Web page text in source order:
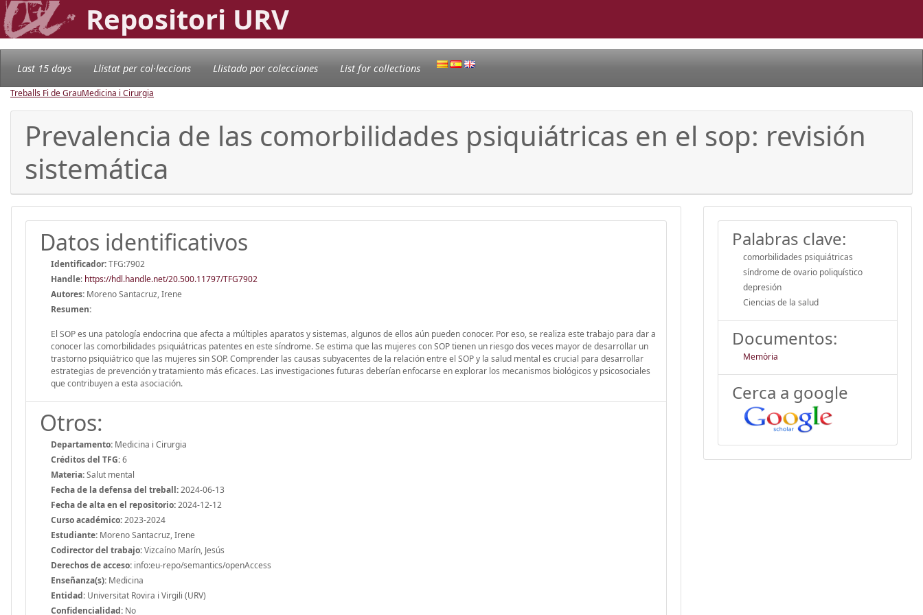
Repositori URV
Last 15 days Llistat per col·leccions Llistado por colecciones List for collections
Treballs Fi de GrauMedicina i Cirurgia
Prevalencia de las comorbilidades psiquiátricas en el sop: revisión
sistemática
Datos identificativos
Identificador:TFG:7902
Handle: https://hdl.handle.net/20.500.11797/TFG7902
Autores: Moreno Santacruz, Irene
Resumen:
El SOP es una patología endocrina que afecta a múltiples aparatos y sistemas, algunos de ellos aún pueden conocer. Por eso, se realiza este trabajo para dar a
conocer las comorbilidades psiquiátricas patentes en este síndrome. Se estima que las mujeres con SOP tienen un riesgo dos veces mayor de desarrollar un
trastorno psiquiátrico que las mujeres sin SOP. Comprender las causas subyacentes de la relación entre el SOP y la salud mental es crucial para desarrollar
estrategias de prevención y tratamiento más eficaces. Las investigaciones futuras deberían enfocarse en explorar los mecanismos biológicos y psicosociales
que contribuyen a esta asociación.
Otros:
Departamento: Medicina i Cirurgia
Créditos del TFG:6
Materia:Salut mental
Fecha de la defensa del treball:2024-06-13
Fecha de alta en el repositorio:2024-12-12
Curso académico:2023-2024
Estudiante: Moreno Santacruz, Irene
Codirector del trabajo:Vizcaíno Marín, Jesús
Derechos de acceso: info:eu-repo/semantics/openAccess
Enseñanza(s): Medicina
Entidad: Universitat Rovira i Virgili (URV)
Confidencialidad: No
Palabras clave:
comorbilidades psiquiátricas
síndrome de ovario poliquístico
depresión
Ciencias de la salud
Documentos:
Memòria
Cerca a google